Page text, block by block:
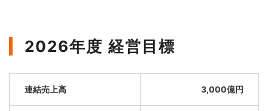
2026年度 経営目標
連結売上高 3,000億円